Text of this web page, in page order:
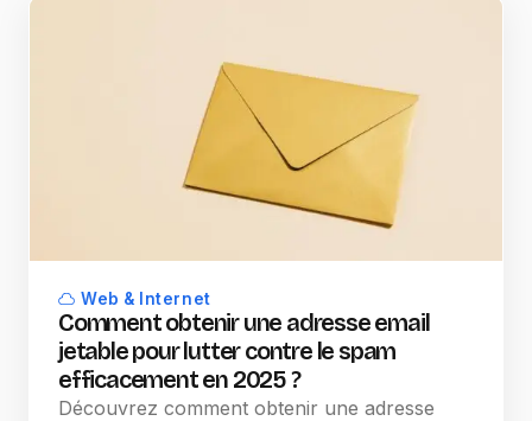
Web & Internet
Comment obtenir une adresse email
jetable pour lutter contre le spam
efficacement en 2025 ?
Découvrez comment obtenir une adresse